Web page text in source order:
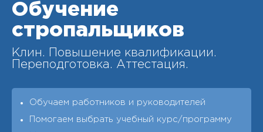
Обучение
стропальщиков
Клин. Повышение квалификации.
Переподготовка. Аттестация.
Обучаем работников и руководителей
Помогаем выбрать учебный курс/программу